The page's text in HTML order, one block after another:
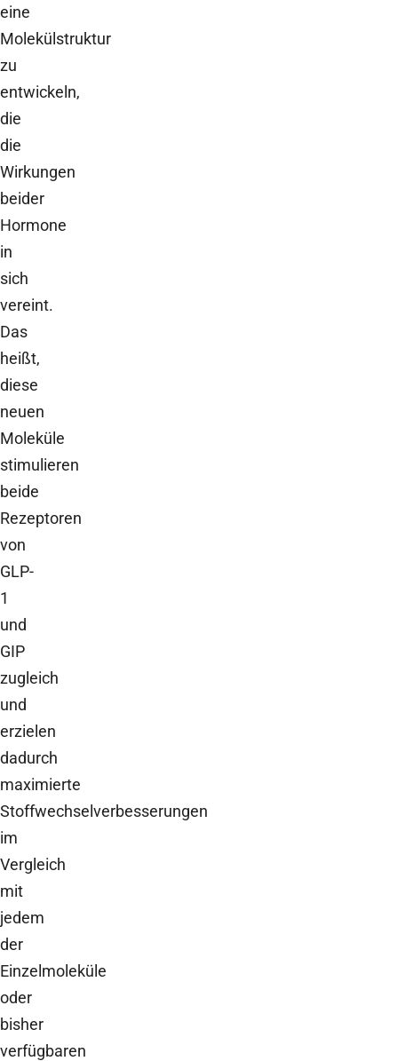
eine
Molekülstruktur
zu
entwickeln,
die
die
Wirkungen
beider
Hormone
in
sich
vereint.
Das
heißt,
diese
neuen
Moleküle
stimulieren
beide
Rezeptoren
von
GLP-
1
und
GIP
zugleich
und
erzielen
dadurch
maximierte
Stoffwechselverbesserungen
im
Vergleich
mit
jedem
der
Einzelmoleküle
oder
bisher
verfügbaren